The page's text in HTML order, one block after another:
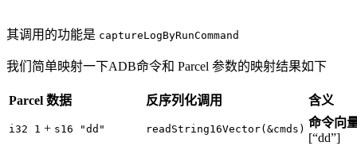
其调用的功能是 captureLogByRunCommand
我们简单映射一下ADB命令和 Parcel 参数的映射结果如下
Parcel 数据 反序列化调用 含义
i32 1 + s16 "dd" readString16Vector(&cmds) 命令向
[“dd”]